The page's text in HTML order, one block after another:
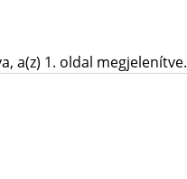
a(z) 1. oldal megjelenítve.